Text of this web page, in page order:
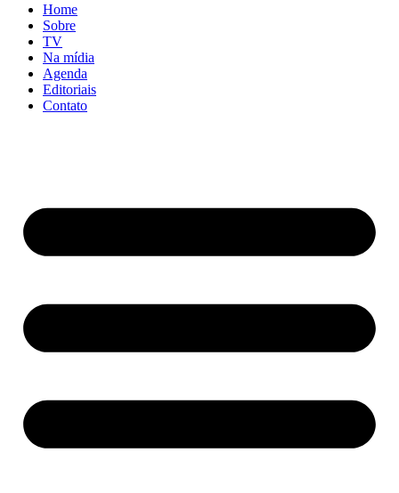
Home
Sobre
TV
Na mídia
Agenda
Editoriais
Contato